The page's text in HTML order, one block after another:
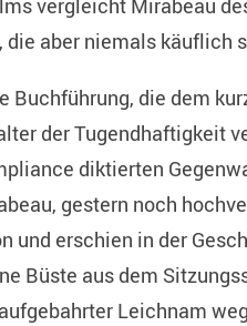
aber niemals käuflich
Buchführung, die dem
der Tugendhaftigkeit
diktierten
gestern noch
und erschien in der
Büste aus dem
Leichnam